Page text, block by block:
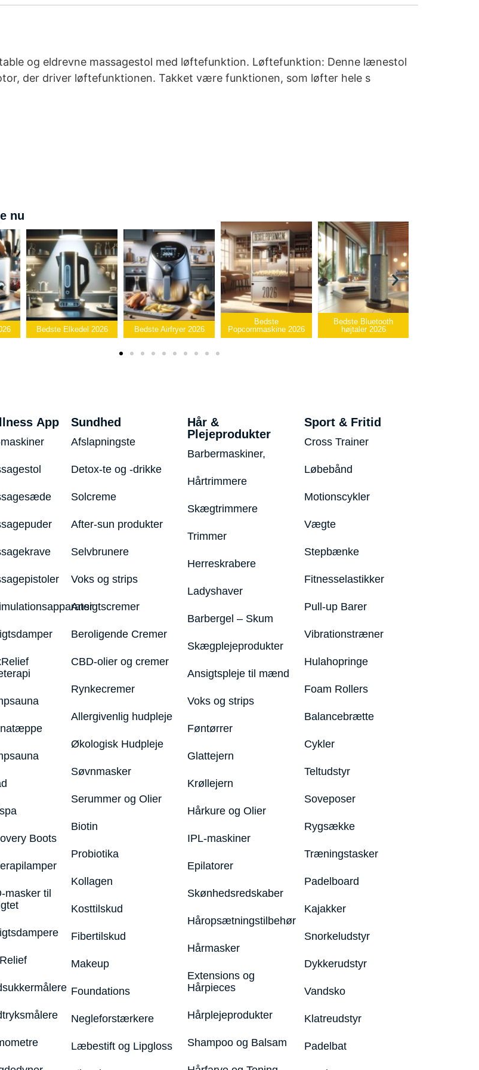
og eldrevne massagestol med løftefunktion. Løftefunktion: Denne lænestol
der driver løftefunktionen. Takket være funktionen, som løfter hele s
nu
Elkedel 2026 Bedste Airfryer 2026
Bedste
Popcornmaskine 2026
Bedste Bluetooth
højtaler 2026
Bedste infrarøde
varmepude 2026
App
Boots
masker til
Sundhed
Afslapningste
Detox-te og -drikke
Solcreme
After-sun produkter
Selvbrunere
Voks og strips
Ansigtscremer
Beroligende Cremer
CBD-olier og cremer
Rynkecremer
Allergivenlig hudpleje
Økologisk Hudpleje
Søvnmasker
Serummer og Olier
Biotin
Probiotika
Kollagen
Kosttilskud
Fibertilskud
Makeup
Foundations
Negleforstærkere
Læbestift og Lipgloss
Hår &
Plejeprodukter
Barbermaskiner,
Hårtrimmere
Skægtrimmere
Trimmer
Herreskrabere
Ladyshaver
Barbergel – Skum
Skægplejeprodukter
Ansigtspleje til mænd
Voks og strips
Føntørrer
Glattejern
Krøllejern
Hårkure og Olier
IPL-maskiner
Epilatorer
Skønhedsredskaber
Håropsætningstilbehør
Hårmasker
Extensions og
Hårpieces
Hårplejeprodukter
Shampoo og Balsam
Sport & Fritid
Cross Trainer
Løbebånd
Motionscykler
Vægte
Stepbænke
Fitnesselastikker
Pull-up Barer
Vibrationstræner
Hulahopringe
Foam Rollers
Balancebrætte
Cykler
Teltudstyr
Soveposer
Rygsække
Træningstasker
Padelboard
Kajakker
Snorkeludstyr
Dykkerudstyr
Vandsko
Klatreudstyr
Padelbat